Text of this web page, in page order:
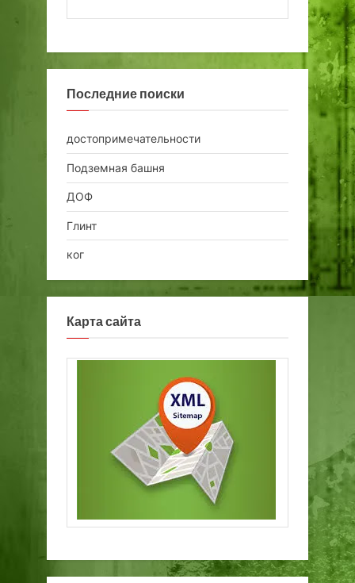
Последние поиски
достопримечательности
Подземная башня
ДОФ
Глинт
ког
Карта сайта